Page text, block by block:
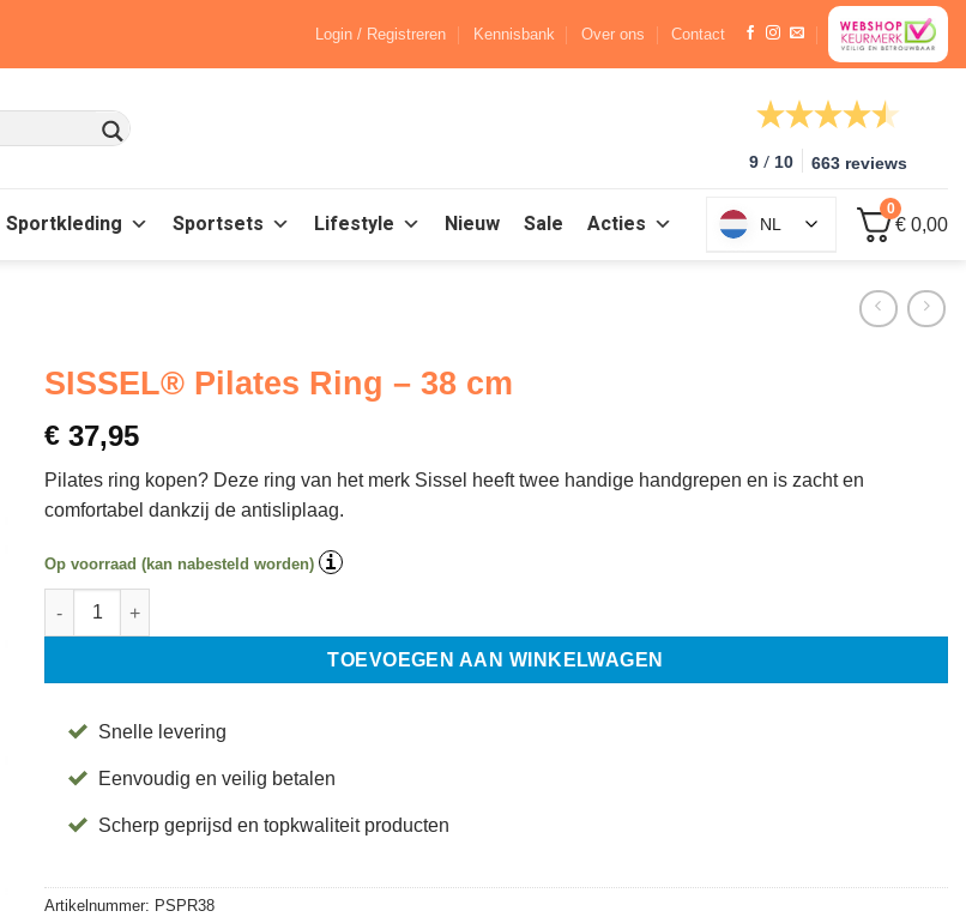
Login / Registreren Kennisbank Over ons Contact
9 / 10 663 reviews
Sportkleding Sportsets Lifestyle Nieuw Sale Acties NL
0
€ 0,00
SISSEL® Pilates Ring – 38 cm
€ 37,95
Pilates ring kopen? Deze ring van het merk Sissel heeft twee handige handgrepen en is zacht en
comfortabel dankzij de antisliplaag.
Op voorraad (kan nabesteld worden) i
SISSEL® Pilates Ring - 38 cm aantal
TOEVOEGEN AAN WINKELWAGEN
Snelle levering
Eenvoudig en veilig betalen
Scherp geprijsd en topkwaliteit producten
Artikelnummer: PSPR38